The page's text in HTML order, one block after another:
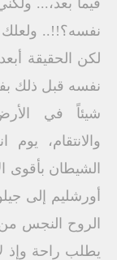
فيما بعد،...
نفسه؟!!.. ولعلك
لكن الحقيقة
نفسه قبل ذلك
شيئاً في
والانتقام،
الشيطان بأقوى
أورشليم إلى
الروح النجس
يطلب راحة وإذ